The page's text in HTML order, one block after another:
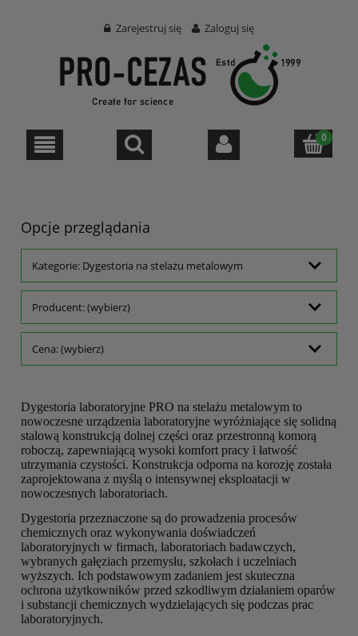
Zarejestruj się Zaloguj się
Opcje przeglądania
Kategorie: Dygestoria na stelażu metalowym
Producent: (wybierz)
Cena: (wybierz)
Dygestoria laboratoryjne PRO na stelażu metalowym to
nowoczesne urządzenia laboratoryjne wyróżniające się solidną
stalową konstrukcją dolnej części oraz przestronną komorą
roboczą, zapewniającą wysoki komfort pracy i łatwość
utrzymania czystości. Konstrukcja odporna na korozję została
zaprojektowana z myślą o intensywnej eksploatacji w
nowoczesnych laboratoriach.
Dygestoria przeznaczone są do prowadzenia procesów
chemicznych oraz wykonywania doświadczeń
laboratoryjnych w firmach, laboratoriach badawczych,
wybranych gałęziach przemysłu, szkołach i uczelniach
wyższych. Ich podstawowym zadaniem jest skuteczna
ochrona użytkowników przed szkodliwym działaniem oparów
i substancji chemicznych wydzielających się podczas prac
laboratoryjnych.